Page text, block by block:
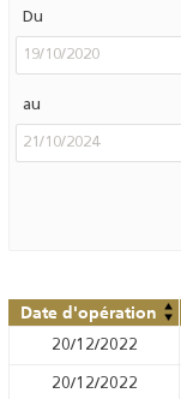
Du
au
Date d'opération
20/12/2022
20/12/2022